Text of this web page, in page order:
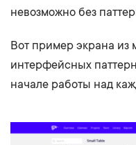
невозможно без
Вот пример экрана из
интерфейсных
начале работы над